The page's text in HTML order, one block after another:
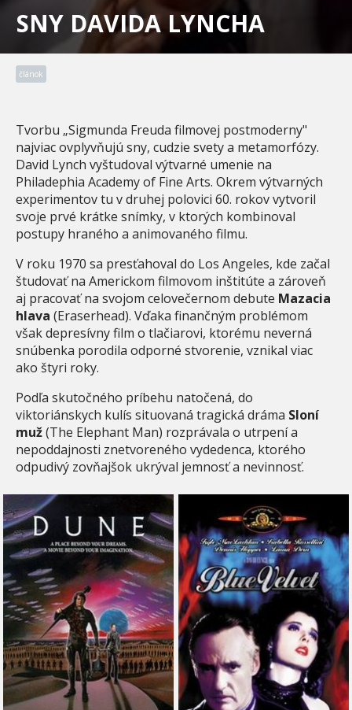
SNY DAVIDA LYNCHA
článok
Tvorbu „Sigmunda Freuda filmovej postmoderny"
najviac ovplyvňujú sny, cudzie svety a metamorfózy.
David Lynch vyštudoval výtvarné umenie na
Philadephia Academy of Fine Arts. Okrem výtvarných
experimentov tu v druhej polovici 60. rokov vytvoril
svoje prvé krátke snímky, v ktorých kombinoval
postupy hraného a animovaného filmu.
V roku 1970 sa presťahoval do Los Angeles, kde začal
študovať na Americkom filmovom inštitúte a zároveň
aj pracovať na svojom celovečernom debute Mazacia
hlava (Eraserhead). Vďaka finančným problémom
však depresívny film o tlačiarovi, ktorému neverná
snúbenka porodila odporné stvorenie, vznikal viac
ako štyri roky.
Podľa skutočného príbehu natočená, do
viktoriánskych kulís situovaná tragická dráma Sloní
muž(The Elephant Man) rozprávala o utrpení a
nepoddajnosti znetvoreného vydedenca, ktorého
odpudivý zovňajšok ukrýval jemnosť a nevinnosť.